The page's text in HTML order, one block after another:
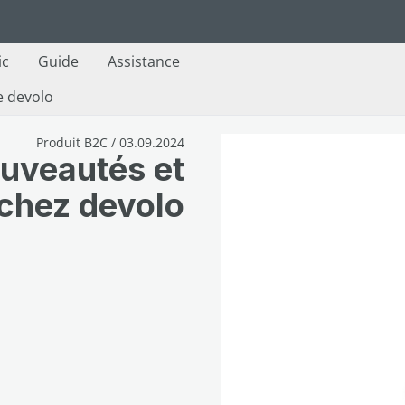
Guide
Assistance
devolo
Produit B2C / 03.09.2024
et
devolo